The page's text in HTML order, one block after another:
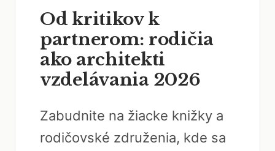
Od kritikov k
partnerom: rodičia
ako architekti
vzdelávania 2026
Zabudnite na žiacke knižky a
rodičovské združenia, kde sa